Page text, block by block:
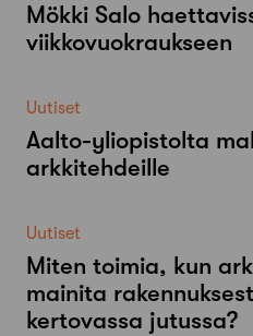
Mökki Salo
viikkovuokraukseen
Uutiset
Aalto-​yliopistolta
arkkitehdeille
Uutiset
Miten toimia, kun
mainita
kertovassa jutussa?